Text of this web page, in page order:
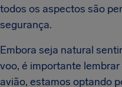
todos os aspectos são
segurança.
Embora seja natural
voo, é importante
avião, estamos optando